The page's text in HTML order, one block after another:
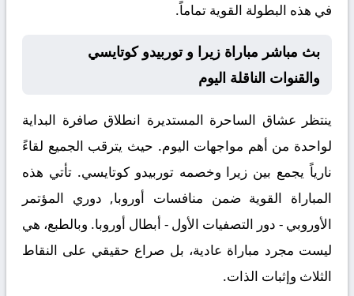
في هذه البطولة القوية تماماً.
بث مباشر مباراة زيرا و توربيدو كوتايسي
والقنوات الناقلة اليوم
ينتظر عشاق الساحرة المستديرة انطلاق صافرة البداية
لواحدة من أهم مواجهات اليوم. حيث يترقب الجميع لقاءً
نارياً يجمع بين زيرا وخصمهتوربيدو كوتايسي. تأتي هذه
المباراة القوية ضمن منافسات أوروبا, دوري المؤتمر
الأوروبي - دور التصفيات الأول - أبطال أوروبا. وبالطبع، هي
ليست مجرد مباراة عادية، بل صراع حقيقي على النقاط
الثلاث وإثبات الذات.